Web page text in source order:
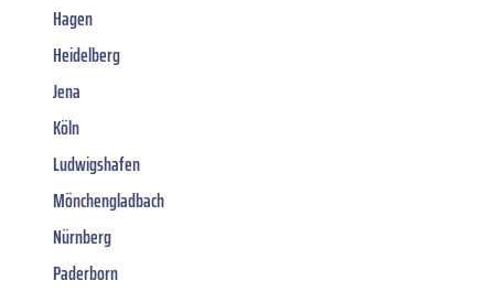
Hagen
Heidelberg
Jena
Köln
Ludwigshafen
Mönchengladbach
Nürnberg
Paderborn